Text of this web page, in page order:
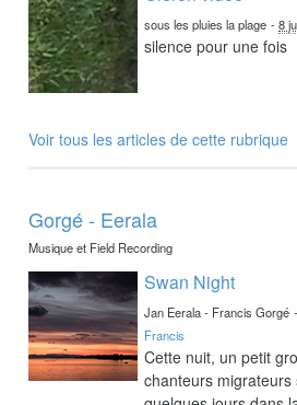
sous les pluies la plage -8
silence pour une fois
Voir tous les articles de cette rubrique
Gorgé - Eerala
Musique et Field Recording
Swan Night
Jan Eerala - Francis Gorgé -
Francis
Cette nuit, un petit
chanteurs migrateurs